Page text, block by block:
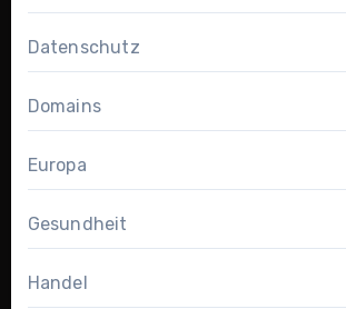
Datenschutz
Domains
Europa
Gesundheit
Handel